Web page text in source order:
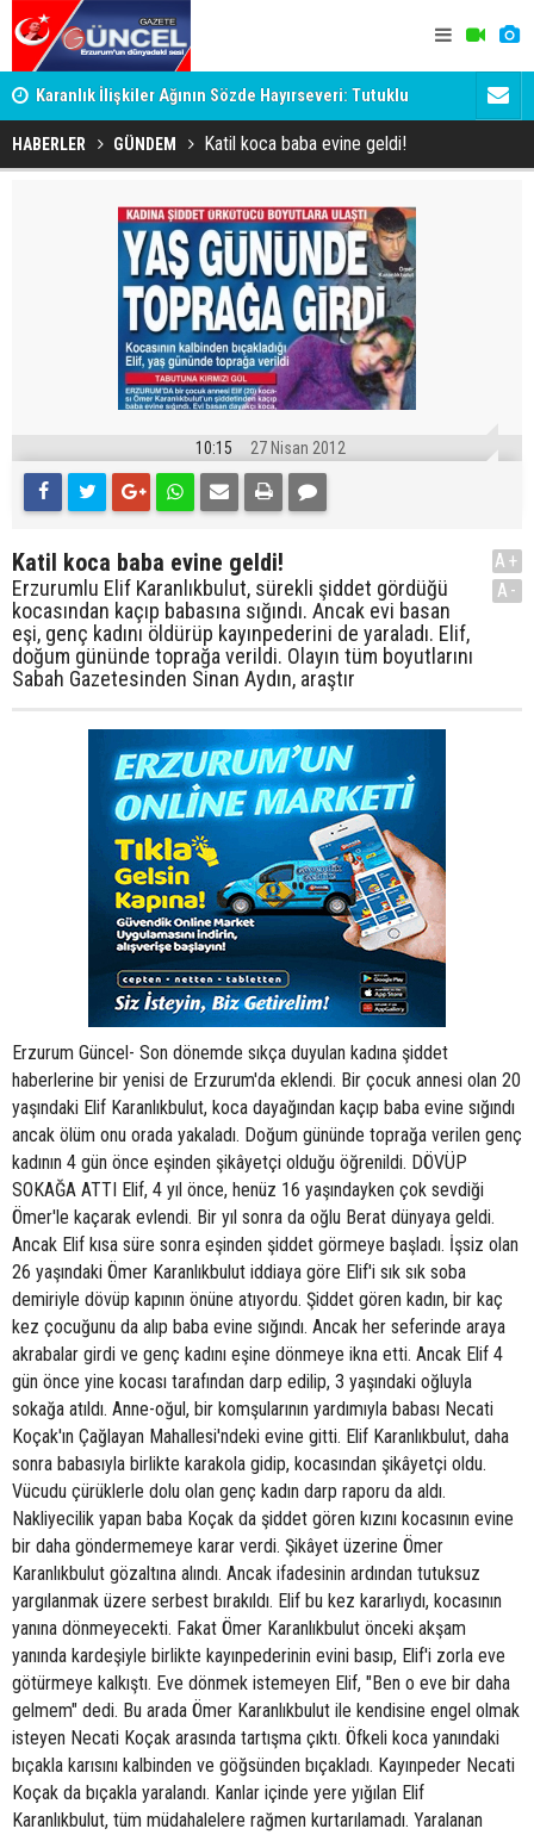
Karanlık İlişkiler Ağının Sözde Hayırseveri: Tutuklu
Memet Aca Dosyası
Dadaş'a
HABERLER GÜNDEM Katil koca baba evine geldi!
10:15 27 Nisan 2012
Katil koca baba evine geldi!
Erzurumlu Elif Karanlıkbulut, sürekli şiddet gördüğü
kocasından kaçıp babasına sığındı. Ancak evi basan
eşi, genç kadını öldürüp kayınpederini de yaraladı. Elif,
doğum gününde toprağa verildi. Olayın tüm boyutlarını
Sabah Gazetesinden Sinan Aydın, araştır
A+
A-
Erzurum Güncel- Son dönemde sıkça duyulan kadına şiddet
haberlerine bir yenisi de Erzurum'da eklendi. Bir çocuk annesi olan 20
yaşındaki Elif Karanlıkbulut, koca dayağından kaçıp baba evine sığındı
ancak ölüm onu orada yakaladı. Doğum gününde toprağa verilen genç
kadının 4 gün önce eşinden şikâyetçi olduğu öğrenildi. DÖVÜP
SOKAĞA ATTI Elif, 4 yıl önce, henüz 16 yaşındayken çok sevdiği
Ömer'le kaçarak evlendi. Bir yıl sonra da oğlu Berat dünyaya geldi.
Ancak Elif kısa süre sonra eşinden şiddet görmeye başladı. İşsiz olan
26 yaşındaki Ömer Karanlıkbulut iddiaya göre Elif'i sık sık soba
demiriyle dövüp kapının önüne atıyordu. Şiddet gören kadın, bir kaç
kez çocuğunu da alıp baba evine sığındı. Ancak her seferinde araya
akrabalar girdi ve genç kadını eşine dönmeye ikna etti. Ancak Elif 4
gün önce yine kocası tarafından darp edilip, 3 yaşındaki oğluyla
sokağa atıldı. Anne-oğul, bir komşularının yardımıyla babası Necati
Koçak'ın Çağlayan Mahallesi'ndeki evine gitti. Elif Karanlıkbulut, daha
sonra babasıyla birlikte karakola gidip, kocasından şikâyetçi oldu.
Vücudu çürüklerle dolu olan genç kadın darp raporu da aldı.
Nakliyecilik yapan baba Koçak da şiddet gören kızını kocasının evine
bir daha göndermemeye karar verdi. Şikâyet üzerine Ömer
Karanlıkbulut gözaltına alındı. Ancak ifadesinin ardından tutuksuz
yargılanmak üzere serbest bırakıldı. Elif bu kez kararlıydı, kocasının
yanına dönmeyecekti. Fakat Ömer Karanlıkbulut önceki akşam
yanında kardeşiyle birlikte kayınpederinin evini basıp, Elif'i zorla eve
götürmeye kalkıştı. Eve dönmek istemeyen Elif, "Ben o eve bir daha
gelmem" dedi. Bu arada Ömer Karanlıkbulut ile kendisine engel olmak
isteyen Necati Koçak arasında tartışma çıktı. Öfkeli koca yanındaki
bıçakla karısını kalbinden ve göğsünden bıçakladı. Kayınpeder Necati
Koçak da bıçakla yaralandı. Kanlar içinde yere yığılan Elif
Karanlıkbulut, tüm müdahalelere rağmen kurtarılamadı. Yaralanan